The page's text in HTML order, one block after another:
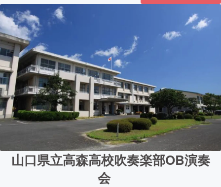
山口県立高森高校吹奏楽部OB演奏
会